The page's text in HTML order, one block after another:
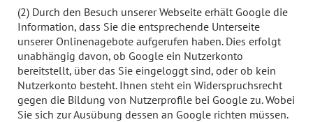
(2) Durch den Besuch unserer Webseite erhält Google die
Information, dass Sie die entsprechende Unterseite
unserer Onlinenagebote aufgerufen haben. Dies erfolgt
unabhängig davon, ob Google ein Nutzerkonto
bereitstellt, über das Sie eingeloggt sind, oder ob kein
Nutzerkonto besteht. Ihnen steht ein Widerspruchsrecht
gegen die Bildung von Nutzerprofile bei Google zu. Wobei
Sie sich zur Ausübung dessen an Google richten müssen.